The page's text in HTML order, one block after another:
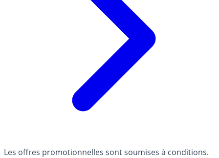
Les offres promotionnelles sont soumises à conditions.